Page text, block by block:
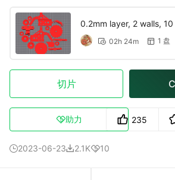
0.2mm layer, 2 walls,
 02h 24m  1 盘
切片
助力 235
2023-06-232.1K10